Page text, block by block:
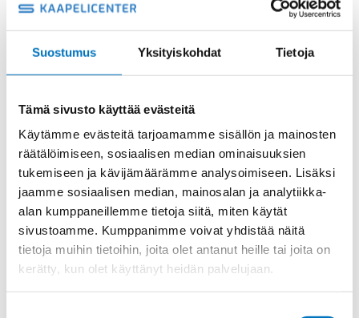
Suostumus Yksityiskohdat Tietoja
Tämä sivusto käyttää evästeitä
Käytämme evästeitä tarjoamamme sisällön ja mainosten
räätälöimiseen, sosiaalisen median ominaisuuksien
tukemiseen ja kävijämäärämme analysoimiseen. Lisäksi
jaamme sosiaalisen median, mainosalan ja analytiikka-
alan kumppaneillemme tietoja siitä, miten käytät
sivustoamme. Kumppanimme voivat yhdistää näitä
tietoja muihin tietoihin, joita olet antanut heille tai joita on
kerätty, kun olet käyttänyt heidän palvelujaan.
määrä
TuotekoodiCX42DM
Osasto ILME -moninapaliittimet,Mixo sarja
Modulit
Toimitusaika: 1-7 päivää
Toimituskulut 35kg:n asti 25€.
Valmistaja
ILME S.p.A
Koko
2 modules
Käyttölämpötila
'-40°C … +125°C
IP-luokka
IP20 without enclosure,
IP65/IP66/IP68/IP69 with enclosure
Uros/Naaras
Uros